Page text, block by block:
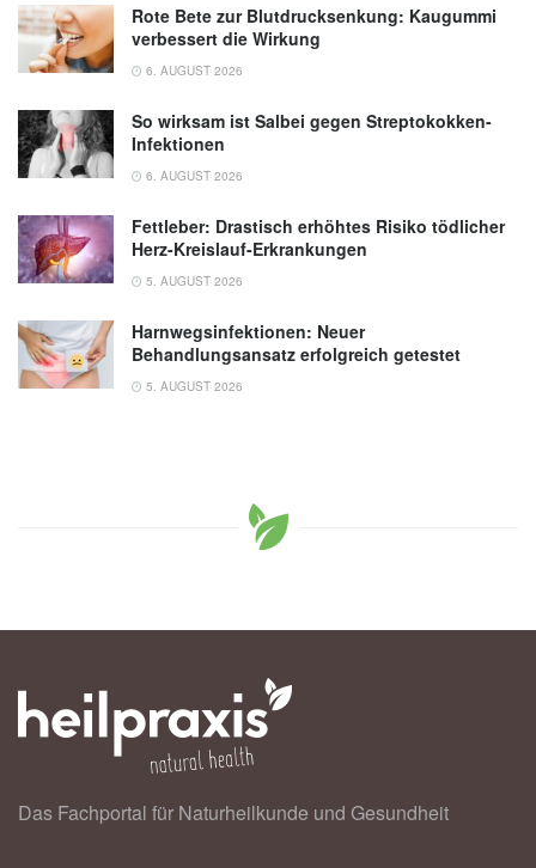
Rote Bete zur Blutdrucksenkung: Kaugummi
verbessert die Wirkung
6. AUGUST 2026
So wirksam ist Salbei gegen Streptokokken-
Infektionen
6. AUGUST 2026
Fettleber: Drastisch erhöhtes Risiko tödlicher
Herz-Kreislauf-Erkrankungen
5. AUGUST 2026
Harnwegsinfektionen: Neuer
Behandlungsansatz erfolgreich getestet
5. AUGUST 2026
Das Fachportal für Naturheilkunde und Gesundheit